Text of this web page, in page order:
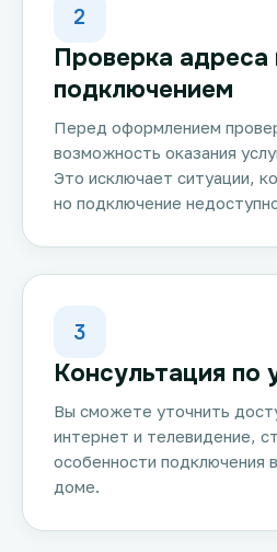
2
Проверка адреса
подключением
Перед оформлением
возможность оказания
Это исключает ситуации,
но подключение
3
Консультация по
Вы сможете уточнить
интернет и телевидение,
особенности подключения
доме.